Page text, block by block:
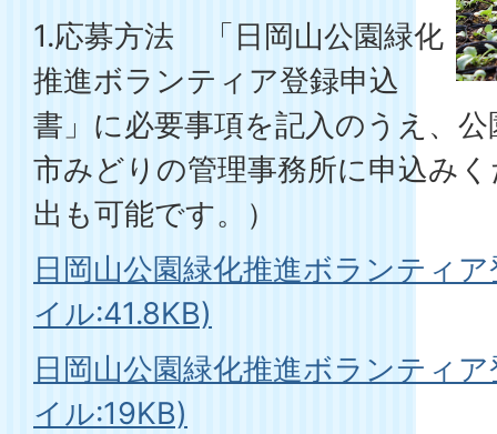
1.応募方法 「日岡山公園緑化
推進ボランティア登録申込
書」に必要事項を記入のうえ、
市みどりの管理事務所に申込み
出も可能です。）
日岡山公園緑化推進ボランティ
イル:41.8KB)
日岡山公園緑化推進ボランティ
イル:19KB)